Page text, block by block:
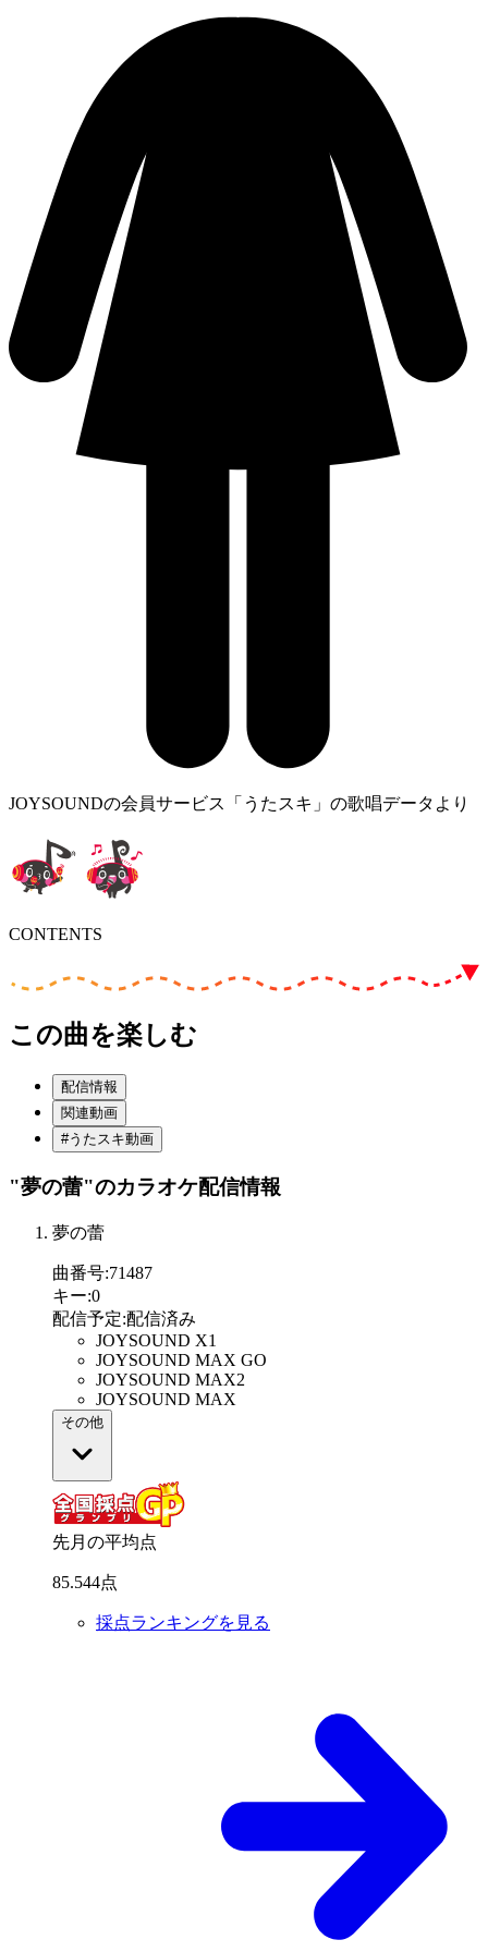
JOYSOUNDの会員サービス「うたスキ」の歌唱データより
CONTENTS
この曲を楽しむ
配信情報
関連動画
#うたスキ動画
"夢の蕾"のカラオケ配信情報
夢の蕾
曲番号:71487
キー:0
配信予定:配信済み
JOYSOUND X1
JOYSOUND MAX GO
JOYSOUND MAX2
JOYSOUND MAX
その他
先月の平均点
85.544点
採点ランキングを見る